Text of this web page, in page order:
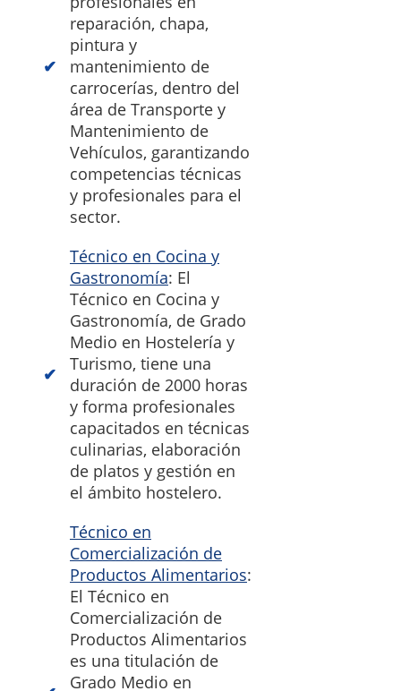
reparación, chapa,
pintura y
mantenimiento de
carrocerías, dentro del
área de Transporte y
Mantenimiento de
Vehículos, garantizando
competencias técnicas
y profesionales para el
sector.
Técnico en Cocina y
Gastronomía: El
Técnico en Cocina y
Gastronomía, de Grado
Medio en Hostelería y
Turismo, tiene una
duración de 2000 horas
y forma profesionales
capacitados en técnicas
culinarias, elaboración
de platos y gestión en
el ámbito hostelero.
Técnico en
Comercialización de
Productos Alimentarios:
El Técnico en
Comercialización de
Productos Alimentarios
es una titulación de
Grado Medio en